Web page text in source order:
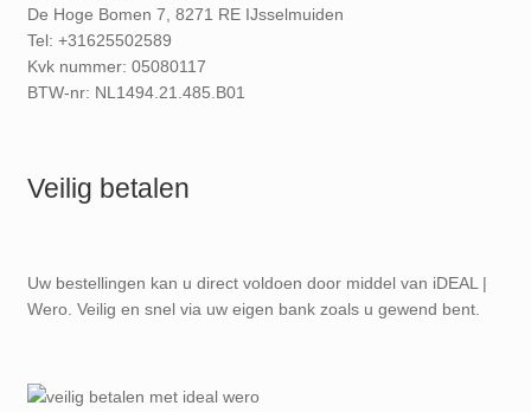
De Hoge Bomen 7, 8271 RE IJsselmuiden
Tel: +31625502589
Kvk nummer: 05080117
BTW-nr: NL1494.21.485.B01
Veilig betalen
Uw bestellingen kan u direct voldoen door middel van iDEAL |
Wero. Veilig en snel via uw eigen bank zoals u gewend bent.